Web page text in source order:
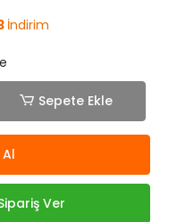
İndirim
Sepete Ekle
Ver